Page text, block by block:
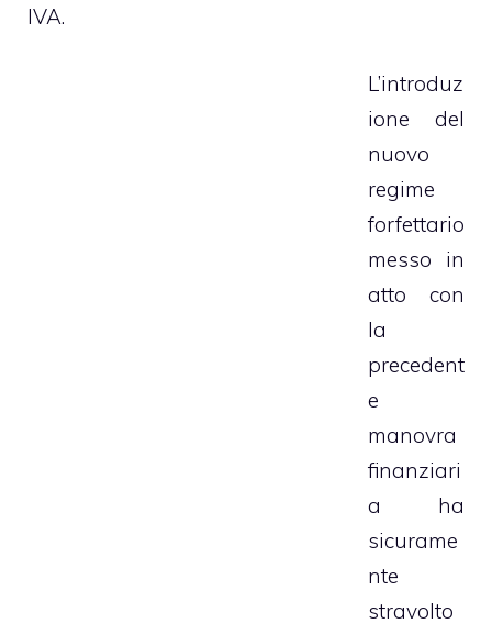
IVA.
L’introduz
ione del
nuovo
regime
forfettario
messo in
atto con
la
precedent
e
manovra
finanziari
a ha
sicurame
nte
stravolto